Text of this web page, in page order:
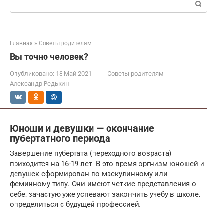
Главная » Советы родителям
Вы точно человек?
Опубликовано: 18 Май 2021
Советы родителям
Александр Редькин
Юноши и девушки — окончание
пубертатного периода
Завершение пубертата (переходного возраста)
приходится на 16-19 лет. В это время оргнизм юношей и
девушек сформирован по маскулинному или
феминному типу. Они имеют четкие представления о
себе, зачастую уже успевают закончить учебу в школе,
определиться с будущей профессией.